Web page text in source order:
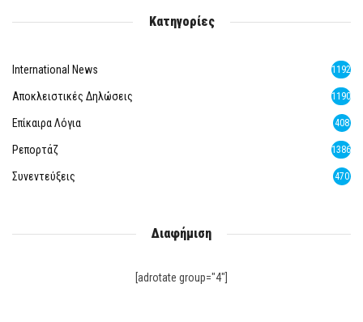
Κατηγορίες
International News 1192
Αποκλειστικές Δηλώσεις 1190
Επίκαιρα Λόγια 408
Ρεπορτάζ 1386
Συνεντεύξεις 470
Διαφήμιση
[adrotate group="4"]